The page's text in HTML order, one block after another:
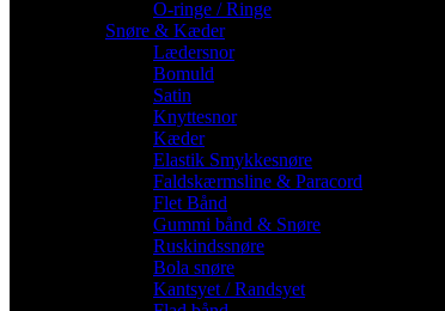
O-ringe / Ringe
Snøre & Kæder
Lædersnor
Bomuld
Satin
Knyttesnor
Kæder
Elastik Smykkesnøre
Faldskærmsline & Paracord
Flet Bånd
Gummi bånd & Snøre
Ruskindssnøre
Bola snøre
Kantsyet / Randsyet